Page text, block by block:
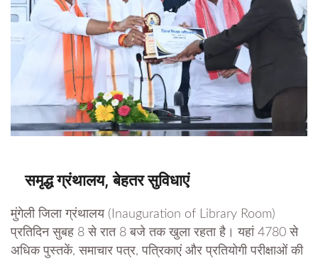
समृद्ध ग्रंथालय, बेहतर सुविधाएं
मुंगेली जिला ग्रंथालय (Inauguration of Library Room)
प्रतिदिन सुबह 8 से रात 8 बजे तक खुला रहता है। यहां 4780 से
अधिक पुस्तकें, समाचार पत्र, पत्रिकाएं और प्रतियोगी परीक्षाओं की